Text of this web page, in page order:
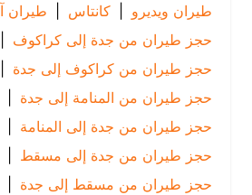
طيران ويديرو
| كانتاس | طيران آيسلندا
حجز طيران من جدة إلى كراكوف |
حجز طيران من كراكوف إلى جدة
حجز طيران من المنامة إلى جدة
حجز طيران من جدة إلى المنامة |
حجز طيران من جدة إلى مسقط |
حجز طيران من مسقط إلى جدة